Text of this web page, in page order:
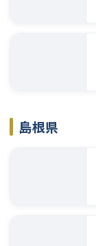
島根県